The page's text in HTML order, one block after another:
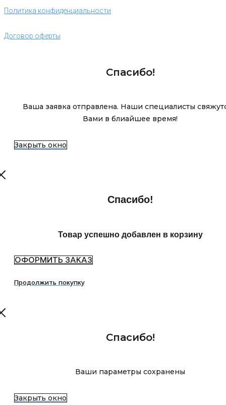
Политика конфиденциальности
Договор оферты
Спасибо!
Ваша заявка отправлена. Наши специалисты
Вами в блиайшее время!
Закрыть окно
Спасибо!
Товар успешно добавлен в корзину
ОФОРМИТЬ ЗАКАЗ
Продолжить покупку
Спасибо!
Ваши параметры сохранены
Закрыть окно